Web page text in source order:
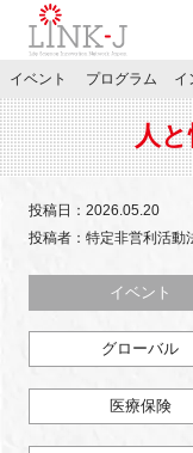
特別会員専用メニュー
施設ご予約
イベント プログラム イ
人
投稿日：2026.05.20
投稿者：特定非営利活動
イベント
グローバル
医療保険